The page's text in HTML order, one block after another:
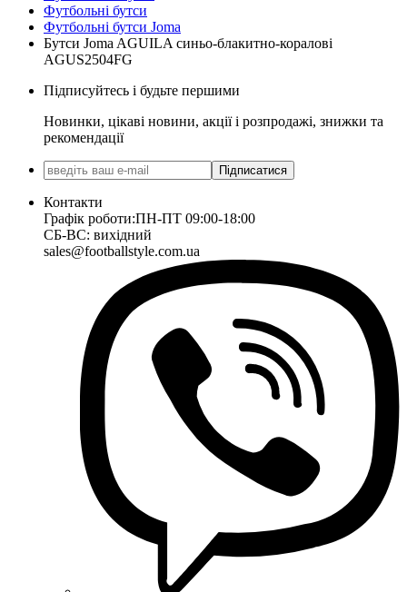
Футбольні бутси
Футбольні бутси Joma
Бутси Joma AGUILA синьо-блакитно-коралові
AGUS2504FG
Підписуйтесь і будьте першими
Новинки, цікаві новини, акції і розпродажі, знижки та
рекомендації
Підписатися
Контакти
Графік роботи:ПН-ПТ 09:00-18:00
СБ-ВС: вихідний
sales@footballstyle.com.ua